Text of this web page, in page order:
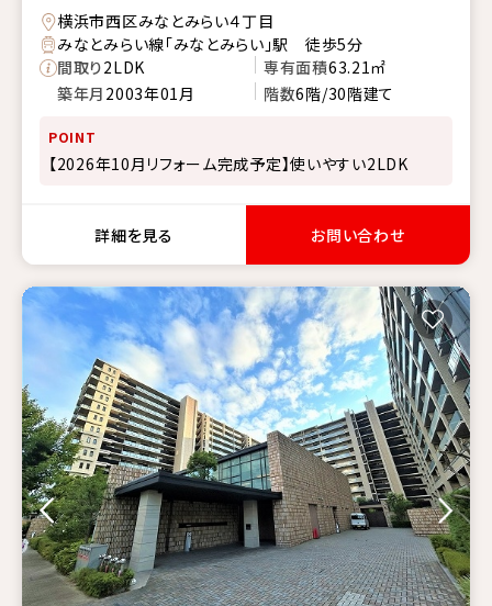
横浜市西区みなとみらい４丁目
みなとみらい線「みなとみらい」駅 徒歩5分
間取り2LDK 専有面積63.21㎡
築年月 2003年01月 階数6階/30階建て
POINT
【2026年10月リフォーム完成予定】使いやすい2LDK
詳細を見る お問い合わせ